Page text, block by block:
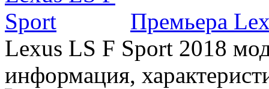
Премьера
Lexus LS F Sport 2018
информация,